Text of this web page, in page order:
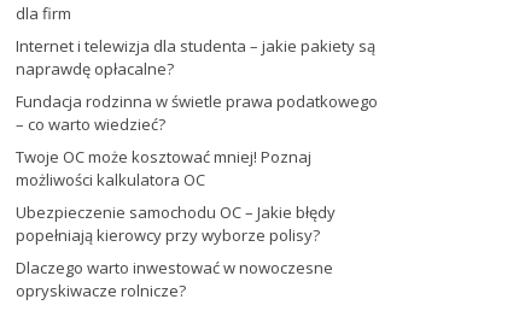
dla firm
Internet i telewizja dla studenta – jakie pakiety są
naprawdę opłacalne?
Fundacja rodzinna w świetle prawa podatkowego
– co warto wiedzieć?
Twoje OC może kosztować mniej! Poznaj
możliwości kalkulatora OC
Ubezpieczenie samochodu OC – Jakie błędy
popełniają kierowcy przy wyborze polisy?
Dlaczego warto inwestować w nowoczesne
opryskiwacze rolnicze?